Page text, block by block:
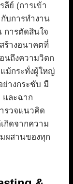
ย์ (การเข้า
บการทำงาน
การตัดสินใจ
ร้างอนาคตที่
นถึงความวิตก
ม้กระทั่งผู้ใหญ่
ย่างกระชับ มี
และฉาก
รวจแนวคิด
เกิดจากความ
ผสานของทุก